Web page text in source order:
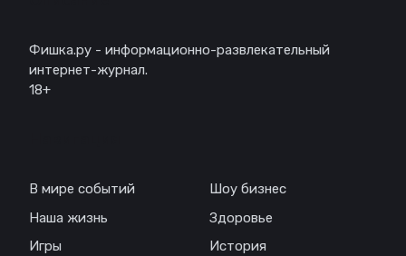
Фишка.ру - информационно-развлекательный
интернет-журнал.
18+
В мире событий
Наша жизнь
Игры
Шоу бизнес
Здоровье
История